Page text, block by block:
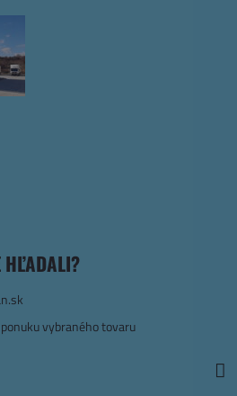
HĽADALI?
vybraného tovaru